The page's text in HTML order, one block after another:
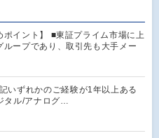
ポイント】 ■東証プライム市場に上
ープであり、取引先も大手メー
いずれかのご経験が1年以上ある
タル/アナログ…